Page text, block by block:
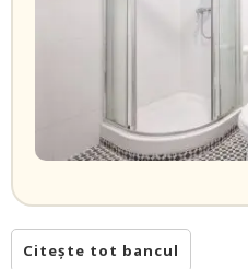
Citește tot bancul